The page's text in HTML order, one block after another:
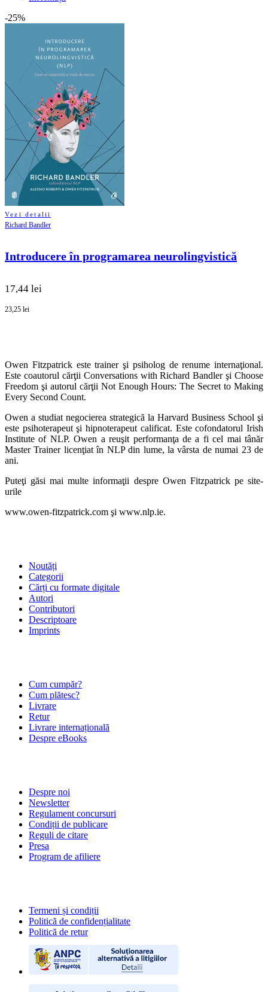
-25%
Vezi detalii
Richard Bandler
Introducere în programarea neurolingvistică
17,44 lei
23,25 lei
Owen Fitzpatrick este trainer şi psiholog de renume internaţional.
Este coautorul cărţii Conversations with Richard Bandler şi Choose
Freedom şi autorul cărţii Not Enough Hours: The Secret to Making
Every Second Count.
Owen a studiat negocierea strategică la Harvard Business School şi
este psihoterapeut şi hipnoterapeut calificat. Este cofondatorul Irish
Institute of NLP. Owen a reuşit performanţa de a fi cel mai tânăr
Master Trainer licenţiat în NLP din lume, la vârsta de numai 23 de
ani.
Puteţi găsi mai multe informaţii despre Owen Fitzpatrick pe site-
urile
www.owen‑fitzpatrick.com şi www.nlp.ie.
Noutăți
Categorii
Cărți cu formate digitale
Autori
Contributori
Descriptoare
Imprints
Cum cumpăr?
Cum plătesc?
Livrare
Retur
Livrare internațională
Despre eBooks
Despre noi
Newsletter
Regulament concursuri
Condiții de publicare
Reguli de citare
Presa
Program de afiliere
Termeni și condiții
Politică de confidențialitate
Politică de retur